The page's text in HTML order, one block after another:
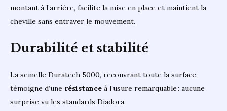
montant à l’arrière, facilite la mise en place et maintient la
cheville sans entraver le mouvement.
Durabilité et stabilité
La semelle Duratech 5000, recouvrant toute la surface,
témoigne d’une résistance à l’usure remarquable : aucune
surprise vu les standards Diadora.